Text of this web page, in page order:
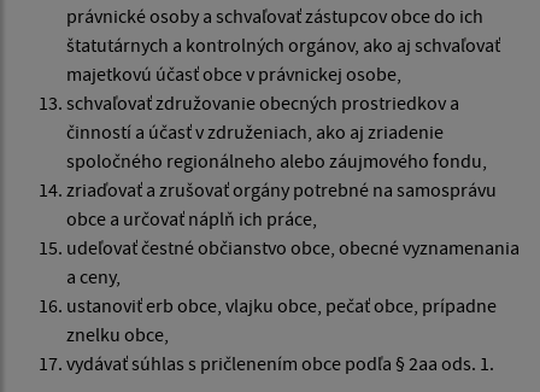
právnické osoby a schvaľovať zástupcov obce do ich
štatutárnych a kontrolných orgánov, ako aj schvaľovať
majetkovú účasť obce v právnickej osobe,
schvaľovať združovanie obecných prostriedkov a
činností a účasť v združeniach, ako aj zriadenie
spoločného regionálneho alebo záujmového fondu,
zriaďovať a zrušovať orgány potrebné na samosprávu
obce a určovať náplň ich práce,
udeľovať čestné občianstvo obce, obecné vyznamenania
a ceny,
ustanoviť erb obce, vlajku obce, pečať obce, prípadne
znelku obce,
vydávať súhlas s pričlenením obce podľa § 2aa ods. 1.